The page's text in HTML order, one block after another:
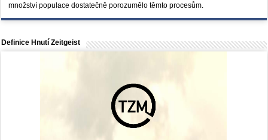
množství populace dostatečně porozumělo těmto procesům.
Definice Hnutí Zeitgeist